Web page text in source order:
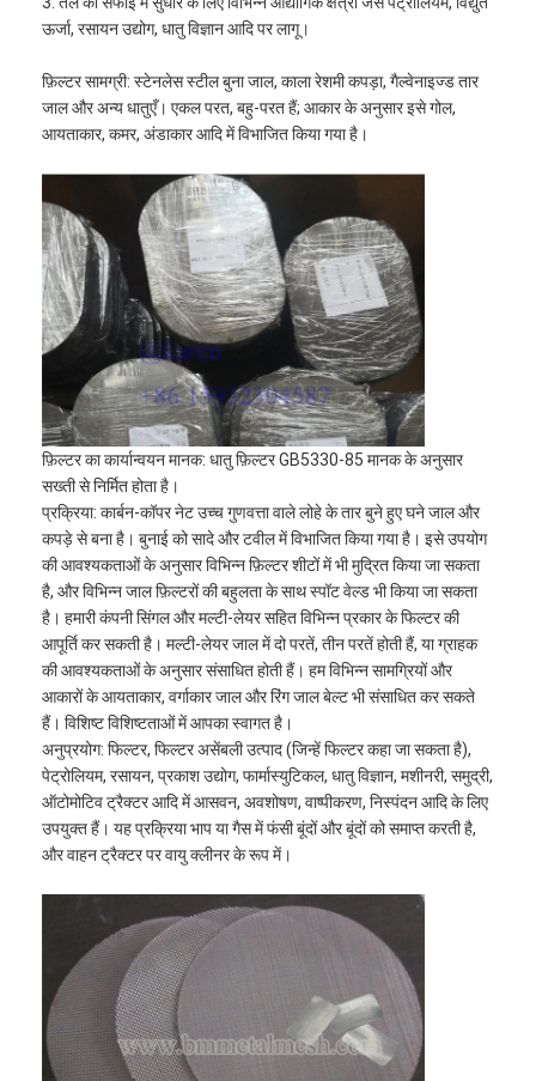
ऊर्जा, रसायन उद्योग, धातु विज्ञान आदि पर लागू।
फ़िल्टर सामग्री: स्टेनलेस स्टील बुना जाल, काला रेशमी कपड़ा, गैल्वेनाइज्ड तार
जाल और अन्य धातुएँ। एकल परत, बहु-परत हैं; आकार के अनुसार इसे गोल,
आयताकार, कमर, अंडाकार आदि में विभाजित किया गया है।
फ़िल्टर का कार्यान्वयन मानक: धातु फ़िल्टर GB5330-85 मानक के अनुसार
सख्ती से निर्मित होता है।
प्रक्रिया: कार्बन-कॉपर नेट उच्च गुणवत्ता वाले लोहे के तार बुने हुए घने जाल और
कपड़े से बना है। बुनाई को सादे और टवील में विभाजित किया गया है। इसे उपयोग
की आवश्यकताओं के अनुसार विभिन्न फ़िल्टर शीटों में भी मुद्रित किया जा सकता
है, और विभिन्न जाल फ़िल्टरों की बहुलता के साथ स्पॉट वेल्ड भी किया जा सकता
है। हमारी कंपनी सिंगल और मल्टी-लेयर सहित विभिन्न प्रकार के फिल्टर की
आपूर्ति कर सकती है। मल्टी-लेयर जाल में दो परतें, तीन परतें होती हैं, या ग्राहक
की आवश्यकताओं के अनुसार संसाधित होती हैं। हम विभिन्न सामग्रियों और
आकारों के आयताकार, वर्गाकार जाल और रिंग जाल बेल्ट भी संसाधित कर सकते
हैं। विशिष्ट विशिष्टताओं में आपका स्वागत है।
अनुप्रयोग: फिल्टर, फिल्टर असेंबली उत्पाद (जिन्हें फिल्टर कहा जा सकता है),
पेट्रोलियम, रसायन, प्रकाश उद्योग, फार्मास्युटिकल, धातु विज्ञान, मशीनरी, समुद्री,
ऑटोमोटिव ट्रैक्टर आदि में आसवन, अवशोषण, वाष्पीकरण, निस्पंदन आदि के लिए
उपयुक्त हैं। यह प्रक्रिया भाप या गैस में फंसी बूंदों और बूंदों को समाप्त करती है,
और वाहन ट्रैक्टर पर वायु क्लीनर के रूप में।